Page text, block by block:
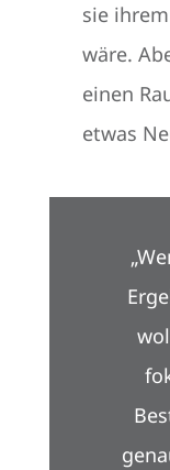
sie
wäre.
einen
etwas